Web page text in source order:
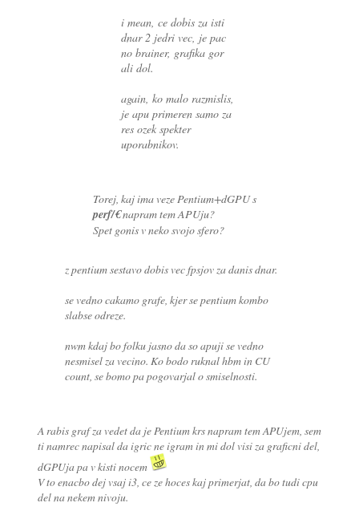
i mean, ce dobis za isti
dnar 2 jedri vec, je pac
no brainer, grafika gor
ali dol.
again, ko malo razmislis,
je apu primeren samo za
res ozek spekter
uporabnikov.
Torej, kaj ima veze Pentium+dGPU s
perf/€napram tem APUju?
Spet gonis v neko svojo sfero?
z pentium sestavo dobis vec fpsjov za danis dnar.
se vedno cakamo grafe, kjer se pentium kombo
slabse odreze.
nwm kdaj bo folku jasno da so apuji se vedno
nesmisel za vecino. Ko bodo ruknal hbm in CU
count, se bomo pa pogovarjal o smiselnosti.
A rabis graf za vedet da je Pentium krs napram tem APUjem, sem
ti namrec napisal da igric ne igram in mi dol visi za graficni del,
dGPUja pa v kisti nocem
V to enacbo dej vsaj i3, ce ze hoces kaj primerjat, da bo tudi cpu
del na nekem nivoju.